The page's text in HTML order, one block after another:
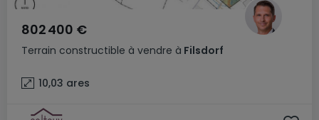
Terrain constructible à vendre à Filsdorf
802 400 €
10,03 ares